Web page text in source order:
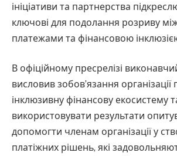
ініціативи та партнерства
ключові для подолання розриву
платежами та фінансовою
В офіційному пресрелізі
висловив зобов’язання організації
інклюзивну фінансову екосистему
використовувати результати
допомогти членам організації у
платіжних рішень, які